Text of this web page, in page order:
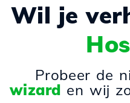
Wil je
Probeer de
wizard en wij